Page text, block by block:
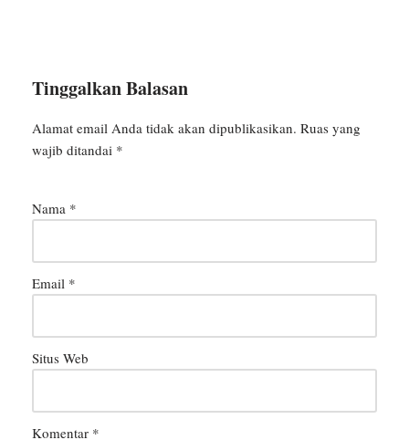
Tinggalkan Balasan
Alamat email Anda tidak akan dipublikasikan. Ruas yang
wajib ditandai *
Nama *
Email *
Situs Web
Komentar *